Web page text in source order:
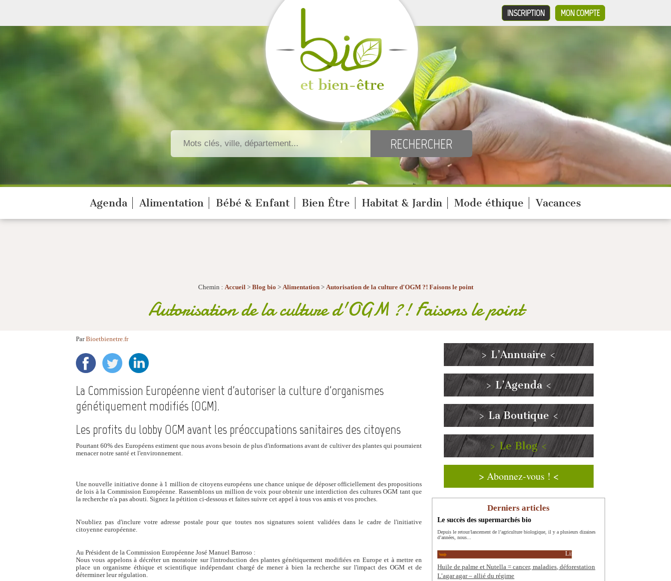
MON COMPTE
INSCRIPTION
Agenda Alimentation Bébé & Enfant Bien Être Habitat & Jardin Mode éthique Vacances
Chemin : Accueil> Blog bio > Alimentation> Autorisation de la culture d'OGM ?! Faisons le point
Autorisation de la culture d'OGM ?! Faisons le point
ParBioetbienetre.fr
La Commission Européenne vient d'autoriser la culture d'organismes
génétiquement modifiés (OGM).
Les profits du lobby OGM avant les préoccupations sanitaires des citoyens
Pourtant 60% des Européens estiment que nous avons besoin de plus d'informations avant de cultiver des plantes qui pourraient
menacer notre santé et l'environnement.
Une nouvelle initiative donne à 1 million de citoyens européens une chance unique de déposer officiellement des propositions
de lois à la Commission Européenne. Rassemblons un million de voix pour obtenir une interdiction des cultures OGM tant que
la recherche n'a pas abouti. Signez la pétition ci-dessous et faites suivre cet appel à tous vos amis et vos proches.
N'oubliez pas d'inclure votre adresse postale pour que toutes nos signatures soient validées dans le cadre de l'initiative
citoyenne européenne.
Au Président de la Commission Européenne José Manuel Barroso :
Nous vous appelons à décréter un moratoire sur l'introduction des plantes génétiquement modifiées en Europe et à mettre en
place un organisme éthique et scientifique indépendant chargé de mener à bien la recherche sur l'impact des OGM et de
déterminer leur régulation.
> L’Annuaire <
> L’Agenda <
> La Boutique <
> Le Blog <
> Abonnez-vous ! <
Derniers articles
Le succès des supermarchés bio
Depuis le retour/lancement de l’agriculture biologique, il y a plusieurs dizaines
d’années, nous...
Lire la suite
Huile de palme et Nutella = cancer, maladies, déforestation
L’agar agar – allié du régime